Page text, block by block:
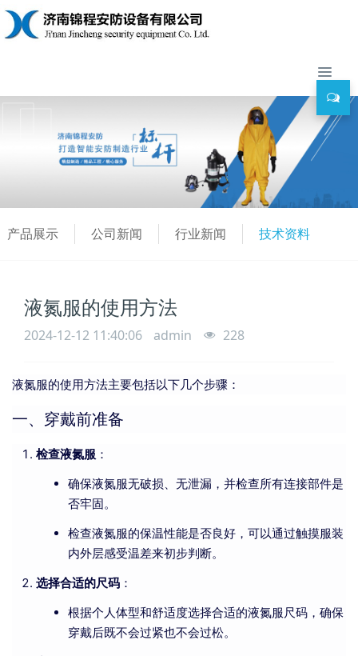
产品展示 公司新闻 行业新闻 技术资料
液氮服的使用方法
2024-12-12 11:40:06 admin 228
液氮服的使用方法主要包括以下几个步骤：
一、穿戴前准备
检查液氮服 ：
确保液氮服无破损、无泄漏，并检查所有连接部件是
否牢固。
检查液氮服的保温性能是否良好，可以通过触摸服装
内外层感受温差来初步判断。
选择合适的尺码 ：
根据个人体型和舒适度选择合适的液氮服尺码，确保
穿戴后既不会过紧也不会过松。